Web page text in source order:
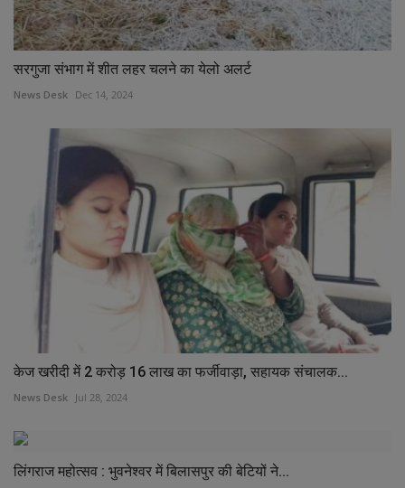
सरगुजा संभाग में शीत लहर चलने का येलो अलर्ट
News Desk Dec 14, 2024
केज खरीदी में 2 करोड़ 16 लाख का फर्जीवाड़ा, सहायक संचालक...
News Desk Jul 28, 2024
लिंगराज महोत्सव : भुवनेश्वर में बिलासपुर की बेटियों ने...